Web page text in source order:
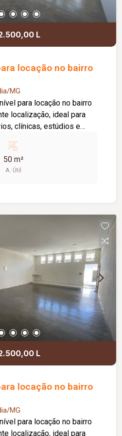
uma visita.
L
locação no bairro
MG
para locação no bairro
localização, ideal para
clínicas, estúdios e
forro em gesso, copa,
e acesso por senha,
e funcionalidade para o
com
de acesso facial, água
zelador e limpeza das
DML (Depósito de Material
de ronda, alarme, câmeras
disponível. Como
de ampliação
a necessidade do
para mais
50 m²
A. Útil
L
locação no bairro
MG
para locação no bairro
localização, ideal para